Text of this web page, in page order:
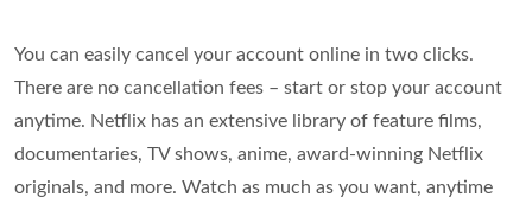
You can easily cancel your account online in two clicks.
There are no cancellation fees – start or stop your account
anytime. Netflix has an extensive library of feature films,
documentaries, TV shows, anime, award-winning Netflix
originals, and more. Watch as much as you want, anytime